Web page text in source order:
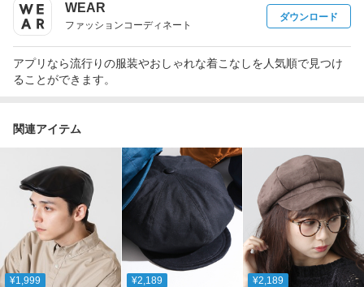
WEAR
ファッションコーディネート
ダウンロード
アプリなら流行りの服装やおしゃれな着こなしを人気順で見つけ
ることができます。
関連アイテム
¥1,999 ¥2,189 ¥2,189